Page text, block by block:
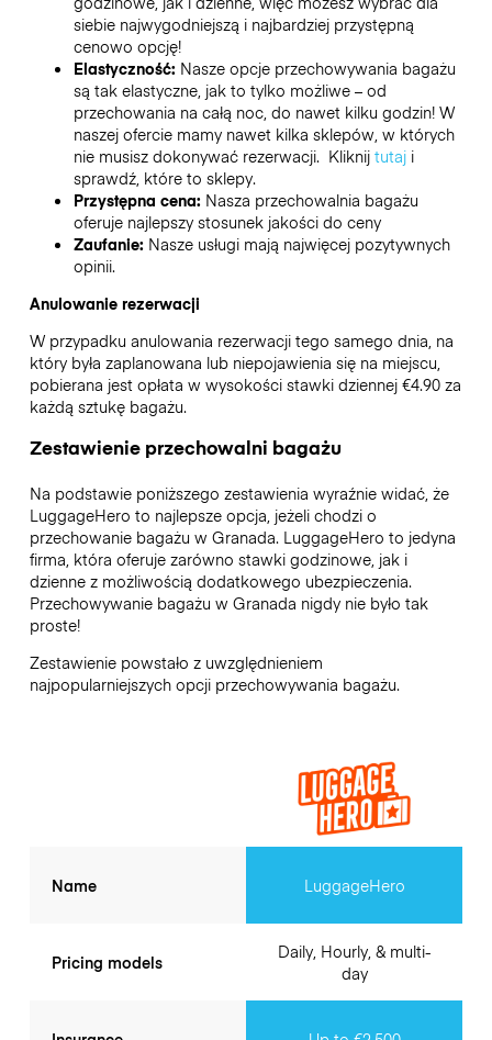
siebie najwygodniejszą i najbardziej przystępną
cenowo opcję!
Elastyczność: Nasze opcje przechowywania bagażu
są tak elastyczne, jak to tylko możliwe – od
przechowania na całą noc, do nawet kilku godzin! W
naszej ofercie mamy nawet kilka sklepów, w których
nie musisz dokonywać rezerwacji. Kliknij tutaji
sprawdź, które to sklepy.
Przystępna cena: Nasza przechowalnia bagażu
oferuje najlepszy stosunek jakości do ceny
Zaufanie: Nasze usługi mają najwięcej pozytywnych
opinii.
Anulowanie rezerwacji
W przypadku anulowania rezerwacji tego samego dnia, na
który była zaplanowana lub niepojawienia się na miejscu,
pobierana jest opłata w wysokości stawki dziennej €4.90 za
każdą sztukę bagażu.
Zestawienie przechowalni bagażu
Na podstawie poniższego zestawienia wyraźnie widać, że
LuggageHero to najlepsze opcja, jeżeli chodzi o
przechowanie bagażu w Granada. LuggageHero to jedyna
firma, która oferuje zarówno stawki godzinowe, jak i
dzienne z możliwością dodatkowego ubezpieczenia.
Przechowywanie bagażu w Granada nigdy nie było tak
proste!
Zestawienie powstało z uwzględnieniem
najpopularniejszych opcji przechowywania bagażu.
Name
Pricing models
LuggageHero
Daily, Hourly, & multi-
day